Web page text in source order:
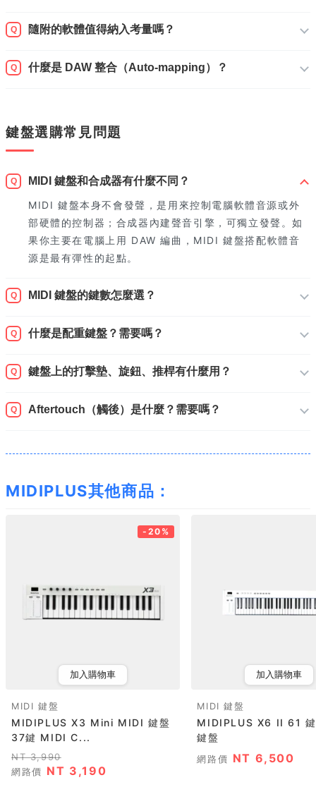
Q 隨附的軟體值得納入考量嗎？
Q 什麼是 DAW 整合（Auto-mapping）？
鍵盤選購常見問題
Q
MIDI 鍵盤和合成器有什麼不同？
MIDI 鍵盤本身不會發聲，是用來控制電腦軟體音源或外
部硬體的控制器；合成器內建聲音引擎，可獨立發聲。如
果你主要在電腦上用 DAW 編曲，MIDI 鍵盤搭配軟體音
源是最有彈性的起點。
Q MIDI 鍵盤的鍵數怎麼選？
Q 什麼是配重鍵盤？需要嗎？
Q 鍵盤上的打擊墊、旋鈕、推桿有什麼用？
Q Aftertouch（觸後）是什麼？需要嗎？
MIDIPLUS其他商品：
-20%
加入購物車
MIDI 鍵盤
MIDIPLUS X3 Mini MIDI 鍵盤
37鍵 MIDI C...
NT 3,990
網路價 NT 3,190
加入購物車
MIDI 鍵盤
MIDIPLUS X6 II 61
鍵盤
網路價 NT 6,500